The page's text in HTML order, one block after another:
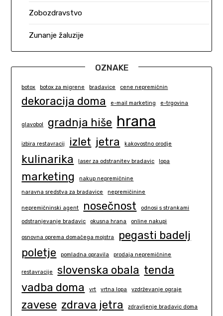
Zobozdravstvo
Zunanje žaluzije
OZNAKE
botox botox za migrene bradavice cene nepremičnin
dekoracija doma e-mail marketing e-trgovina
glavobol gradnja hiše hrana
izbira restavracij izlet jetra kakovostno orodje
kulinarika laser za odstranitev bradavic lopa
marketing nakup nepremičnine
naravna sredstva za bradavice nepremičinine
nepremičninski agent nosečnost odnosi s strankami
odstranjevanje bradavic okusna hrana online nakupi
osnovna oprema domačega mojstra
pegasti badelj
poletje
pomladna opravila prodaja nepremičnine
restavracije slovenska obala tenda
vadba doma
vrt vrtna lopa vzdrževanje ograje
zavese zdrava jetra zdravljenje bradavic doma